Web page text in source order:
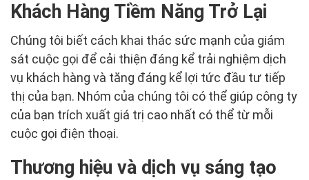
Khách Hàng Tiềm Năng Trở Lại
Chúng tôi biết cách khai thác sức mạnh của giám
sát cuộc gọi để cải thiện đáng kể trải nghiệm dịch
vụ khách hàng và tăng đáng kể lợi tức đầu tư tiếp
thị của bạn. Nhóm của chúng tôi có thể giúp công ty
của bạn trích xuất giá trị cao nhất có thể từ mỗi
cuộc gọi điện thoại.
Thương hiệu và dịch vụ sáng tạo